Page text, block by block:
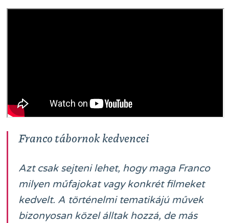
Franco tábornok kedvencei
Azt csak sejteni lehet, hogy maga Franco
milyen műfajokat vagy konkrét filmeket
kedvelt. A történelmi tematikájú művek
bizonyosan közel álltak hozzá, de más